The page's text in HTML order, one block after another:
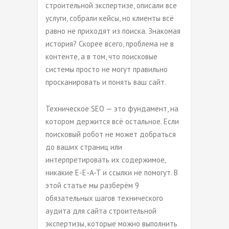
строительной экспертизе, описали все
услуги, собрали кейсы, но клиенты всё
равно не приходят из поиска. Знакомая
история? Скорее всего, проблема не в
контенте, а в том, что поисковые
системы просто не могут правильно
просканировать и понять ваш сайт.
Техническое SEO — это фундамент, на
котором держится всё остальное. Если
поисковый робот не может добраться
до ваших страниц или
интерпретировать их содержимое,
никакие E-E-A-T и ссылки не помогут. В
этой статье мы разберём 9
обязательных шагов технического
аудита для сайта строительной
экспертизы, которые можно выполнить